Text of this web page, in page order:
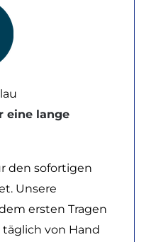
eine lange
den sofortigen
Unsere
ersten Tragen
täglich von Hand